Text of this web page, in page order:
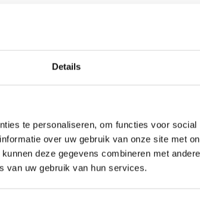
Details
te personaliseren, om functies voor
over uw gebruik van onze site met
deze gegevens combineren met
van uw gebruik van hun services.